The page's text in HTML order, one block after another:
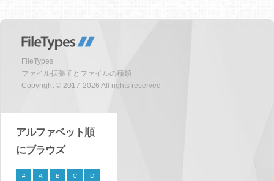
FileTypes
ファイル拡張子とファイルの種類
Copyright © 2017-2026 All rights reserved
アルファベット順
にブラウズ
# A B C D